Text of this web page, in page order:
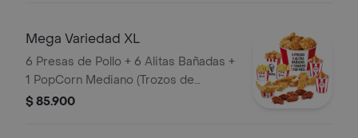
Mega Variedad XL
6 Presas de Pollo + 6 Alitas Bañadas +
1 PopCorn Mediano (Trozos de
pechuga apanados) + 4 Tenders (Tiras
$ 85.900